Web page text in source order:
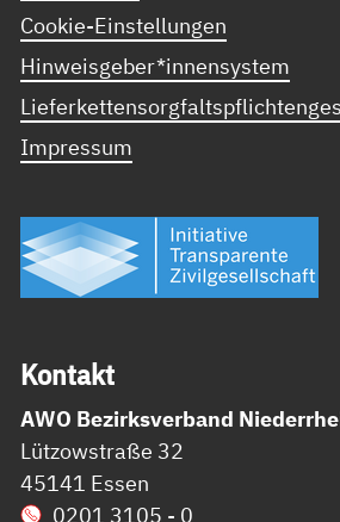
Cookie-Einstellungen
Hinweisgeber*innensystem
Impressum
Kon­takt
AWO Bezirksverband
Lützowstraße 32
45141 Essen
0201 3105 - 0